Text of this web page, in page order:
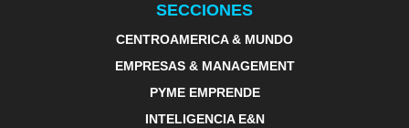
SECCIONES
CENTROAMERICA & MUNDO
EMPRESAS & MANAGEMENT
PYME EMPRENDE
INTELIGENCIA E&N